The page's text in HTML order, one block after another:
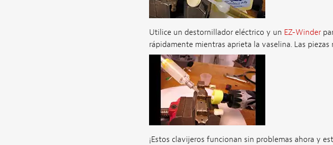
Utilice un destornillador eléctrico y un EZ-Winder
rápidamente mientras aprieta la vaselina. Las
¡Estos clavijeros funcionan sin problemas ahora y